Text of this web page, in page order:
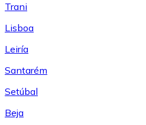
Trani
Lisboa
Leiría
Santarém
Setúbal
Beja